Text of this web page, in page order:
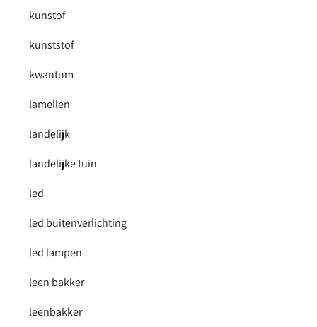
kunstof
kunststof
kwantum
lamellen
landelijk
landelijke tuin
led
led buitenverlichting
led lampen
leen bakker
leenbakker